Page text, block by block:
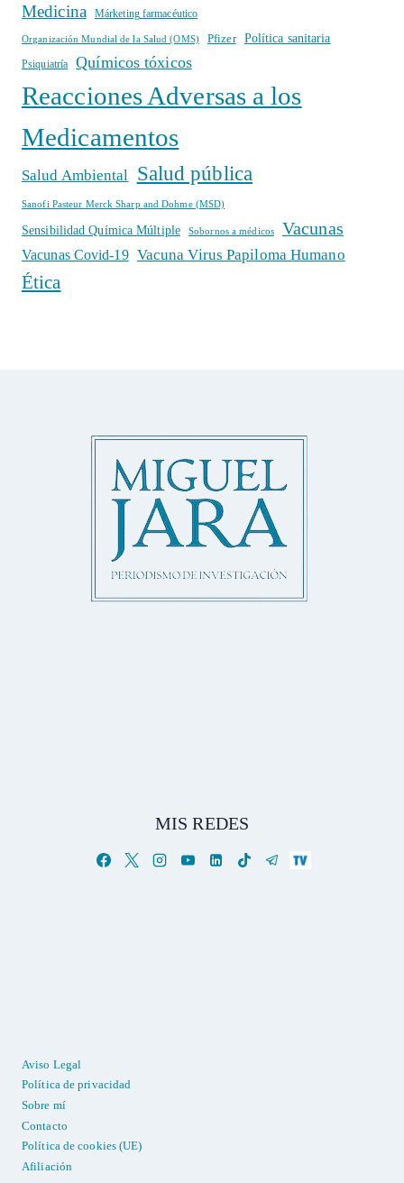
Medicina Márketing farmacéutico
Organización Mundial de la Salud (OMS) Pfizer Política sanitaria
Psiquiatría Químicos tóxicos
Reacciones Adversas a los
Medicamentos
Salud Ambiental Salud pública
Sanofi Pasteur Merck Sharp and Dohme (MSD)
Sensibilidad Química Múltiple Sobornos a médicos Vacunas
Vacunas Covid-19 Vacuna Virus Papiloma Humano
Ética
MIS REDES
Aviso Legal
Política de privacidad
Sobre mí
Contacto
Política de cookies (UE)
Afiliación